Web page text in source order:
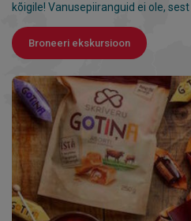
kõigile! Vanusepiiranguid ei ole,
Broneeri ekskursioon